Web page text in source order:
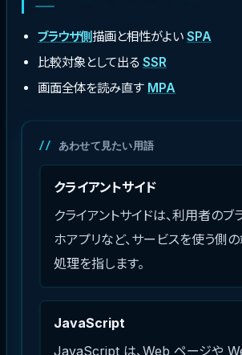
ブラウザ側 描画と相性がよい SPA
比較対象として出る SSR
画面全体を読み直す MPA
あわせて見たい用語
クライアントサイド
クライアントサイドは、利用者のブ
ホアプリなど、サービスを使う側
処理を指します。
JavaScript
JavaScript は、Web ページや